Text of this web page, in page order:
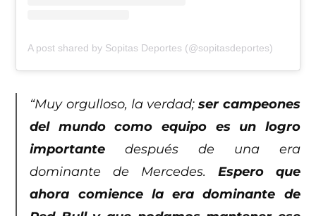
A post shared by Sopitas Deportes (@sopitasdeportes)
“Muy orgulloso, la verdad;ser campeones
del mundo como equipo es un logro
importante después de una era
dominante de Mercedes. Espero que
ahora comience la era dominante de